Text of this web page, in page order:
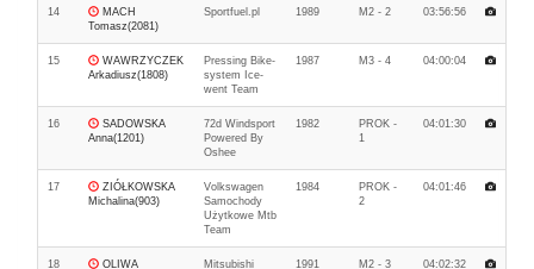
14
MACH
Tomasz(2081)
Sportfuel.pl 1989 M2 - 2 03:56:56
15
WAWRZYCZEK
Arkadiusz(1808)
Pressing Bike-
system Ice-
went Team
1987 M3 - 4 04:00:04
16
SADOWSKA
Anna(1201)
72d Windsport
Powered By
Oshee
1982
PROK -
1
04:01:30
17
ZIÓŁKOWSKA
Michalina(903)
Volkswagen
Samochody
Użytkowe Mtb
Team
1984
PROK -
2
04:01:46
18 OLIWA Mitsubishi 1991 M2 - 3 04:02:32